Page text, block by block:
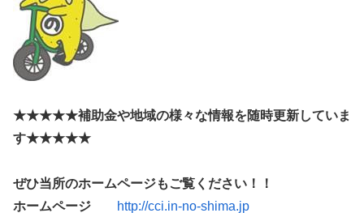
★★★★★補助金や地域の様々な情報を随時更新していま
す★★★★★
ぜひ当所のホームページもご覧ください！！
ホームページ
http://cci.in-no-shima.jp